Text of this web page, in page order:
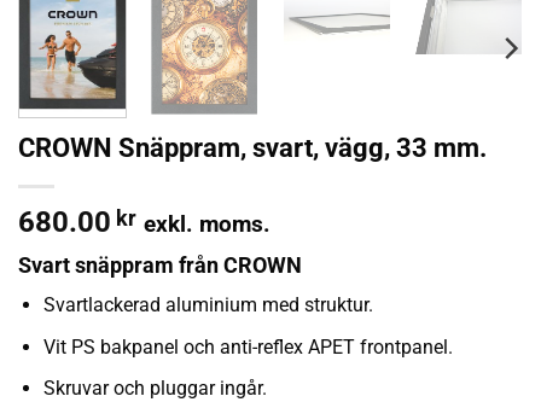
CROWN Snäppram, svart, vägg, 33 mm.
680.00 kr exkl. moms.
Svart snäppram från CROWN
Svartlackerad aluminium med struktur.
Vit PS bakpanel och anti-reflex APET frontpanel.
Skruvar och pluggar ingår.